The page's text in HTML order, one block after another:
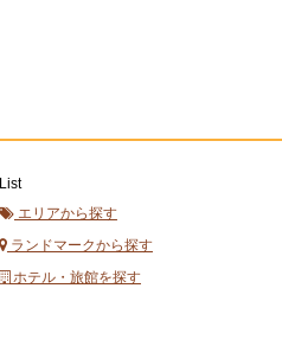
List
エリアから探す
ランドマークから探す
ホテル・旅館を探す